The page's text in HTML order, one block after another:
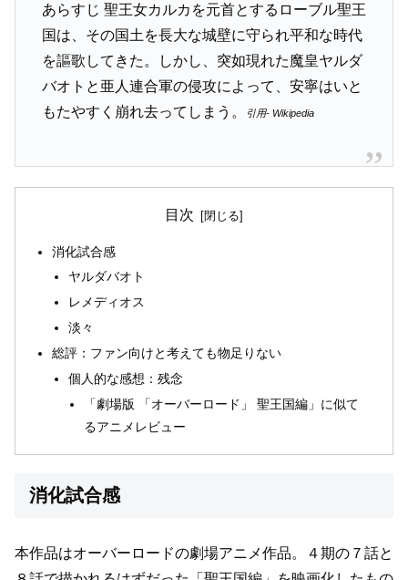
あらすじ 聖王女カルカを元首とするローブル聖王
国は、その国土を長大な城壁に守られ平和な時代
を謳歌してきた。しかし、突如現れた魔皇ヤルダ
バオトと亜人連合軍の侵攻によって、安寧はいと
もたやすく崩れ去ってしまう。
引用- Wikipedia
目次
消化試合感
ヤルダバオト
レメディオス
淡々
総評：ファン向けと考えても物足りない
個人的な感想：残念
「劇場版 「オーバーロード」 聖王国編」に似て
るアニメレビュー
消化試合感
本作品はオーバーロードの劇場アニメ作品。
４期の７話と